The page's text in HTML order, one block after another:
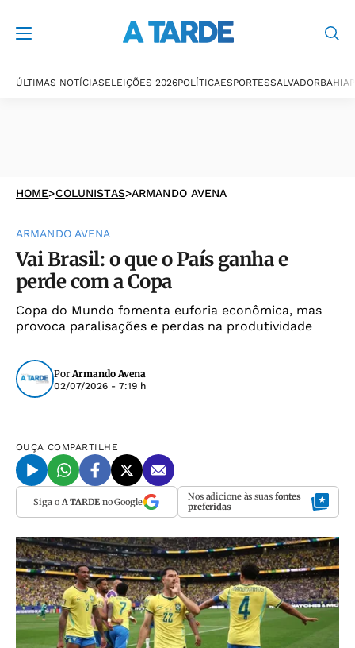
ÚLTIMAS NOTÍCIASELEIÇÕES 2026POLÍTICAESPORTESSALVADORBAHIA
HOME>COLUNISTAS>ARMANDO AVENA
ARMANDO AVENA
Vai Brasil: o que o País ganha e
perde com a Copa
Copa do Mundo fomenta euforia econômica, mas
provoca paralisações e perdas na produtividade
PorArmando Avena
02/07/2026 - 7:19 h
OUÇA COMPARTILHE
Siga o A TARDEno Google Nos adicione às suas fontes
preferidas